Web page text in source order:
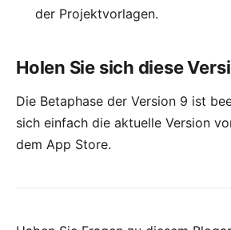
der Projektvorlagen.
Holen Sie sich diese
Die Betaphase der Version 9 ist
sich einfach die aktuelle Version
dem App Store.